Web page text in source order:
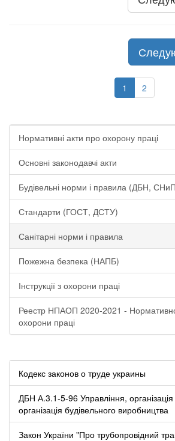
1 2
Нормативні акти про охорону праці
Основні законодавчі акти
Будівельні норми і правила (ДБН,
Стандарти (ГОСТ, ДСТУ)
Санітарні норми і правила
Пожежна безпека (НАПБ)
Інструкції з охорони праці
Реестр НПАОП 2020-2021 -
охорони праці
Кодекс законов о труде украины
ДБН А.3.1-5-96 Управління, організація
організація будівельного виробництва
Закон України "Про трубопровідний